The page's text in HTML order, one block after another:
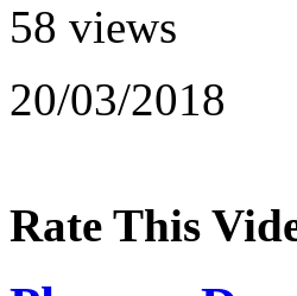
58 views
20/03/2018
Rate This